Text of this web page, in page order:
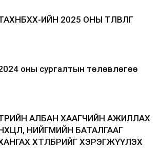
ИЙН 2025 ОНЫ ТӨЛӨВЛӨГӨӨ
оны сургалтын төлөвлөгөө
АЛБАН ХААГЧИЙН АЖИЛЛАХ
НИЙГМИЙН БАТАЛГААГ
ХӨТӨЛБӨРИЙГ ХЭРЭГЖҮҮЛЭХ